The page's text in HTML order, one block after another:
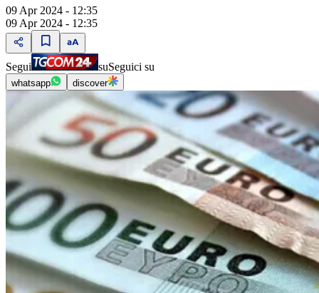
09 Apr 2024 - 12:35
09 Apr 2024 - 12:35
Segui suSeguici su
whatsapp discover